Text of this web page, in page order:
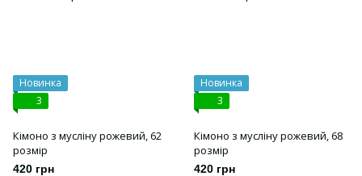
Новинка
3
Кімоно з мусліну рожевий, 62
розмір
420 грн
Новинка
3
Кімоно з мусліну рожевий, 68
розмір
420 грн